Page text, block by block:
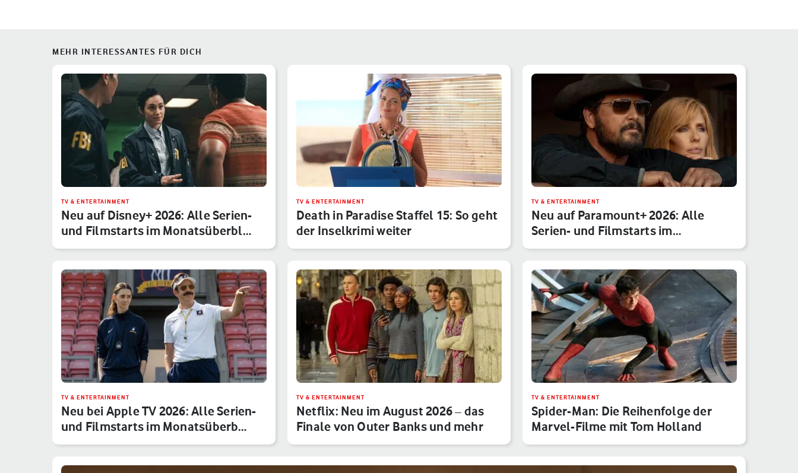
MEHR INTERESSANTES FÜR DICH
TV & ENTERTAINMENT
Neu auf Disney+ 2026: Alle Serien-
und Filmstarts im Monatsüberbl…
TV & ENTERTAINMENT
Death in Paradise Staffel 15: So geht
der Inselkrimi weiter
TV & ENTERTAINMENT
Neu auf Paramount+ 2026: Alle
Serien- und Filmstarts im
Monatsübe…
TV & ENTERTAINMENT
Neu bei Apple TV 2026: Alle Serien-
und Filmstarts im Monatsüberb…
TV & ENTERTAINMENT
Netflix: Neu im August 2026 – das
Finale von Outer Banks und mehr
TV & ENTERTAINMENT
Spider-Man: Die Reihenfolge der
Marvel-Filme mit Tom Holland